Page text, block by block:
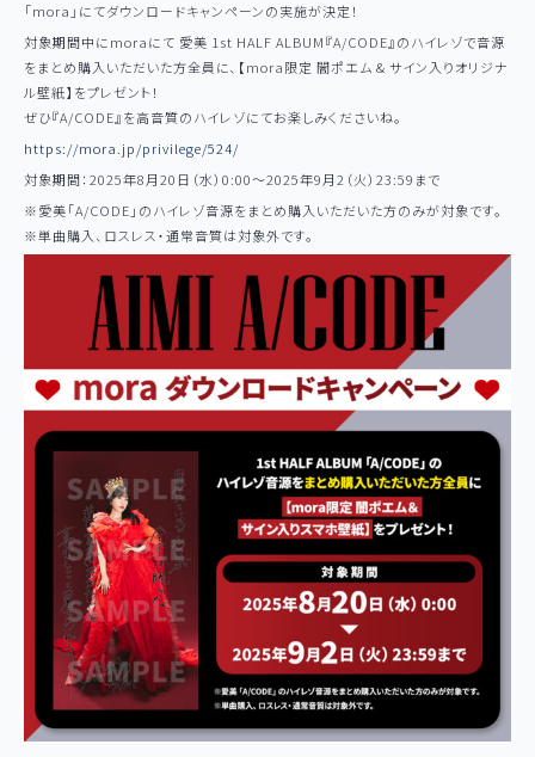
Discography
Live/Event
Profile
Aimi Note
Link
「mora」にてダウンロードキャンペーンの実施が決定！
対象期間中にmoraにて 愛美 1st HALF ALBUM『A/CODE』のハイレゾで音源
をまとめ購入いただいた方全員に、【mora限定 闇ポエム & サイン入りオリジナ
ル壁紙】をプレゼント！
ぜひ『A/CODE』を高音質のハイレゾにてお楽しみくださいね。
https://mora.jp/privilege/524/
対象期間：2025年8月20日（水）0:00～2025年9月2（火）23:59まで
※愛美「A/CODE」のハイレゾ音源をまとめ購入いただいた方のみが対象です。
※単曲購入、ロスレス・通常音質は対象外です。